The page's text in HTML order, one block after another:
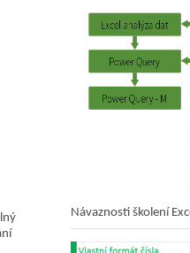
Návaznosti školení